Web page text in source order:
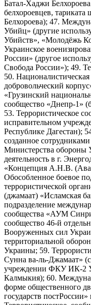
Батал-Хаджи
белхороевцев,
Белхороева); 47.
Убийц» (другие
Убийств», «Молодёжь
Украинское
России» (другое
Свобода России»); 49.
50.
добровольческий
«Грузинский
сообщество «Днепр-1»
53. Террористическое
исправительном
Республике Дагестан);
созданное
Министерства обороны
деятельность в г.
«Концепция А.Н.В.
Обособленное боевое
террористической
(джамаат) «Исламская
подразделение
сообщества «АУМ
сообщество 46-й
Вооруженных сил
территориальной
Украины; 59.
Сунна ва-ль-Джамаат»
учреждении ФКУ ИК-2
Калмыкия); 60.
форме общественного
государств